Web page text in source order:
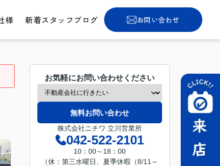
様 新着スタッフブログ お問い合わせ
お気軽にお問い合わせください
無料お問い合わせ
株式会社ニチワ 立川営業所
042-522-2101
10：00～18：00
（休：第三水曜日、夏季休暇（8/11～